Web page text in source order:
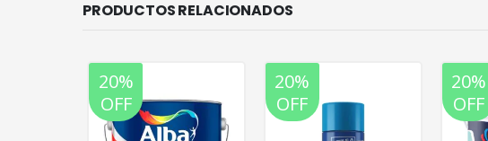
PRODUCTOS RELACIONADOS
20%
OFF
20%
OFF
20%
OFF